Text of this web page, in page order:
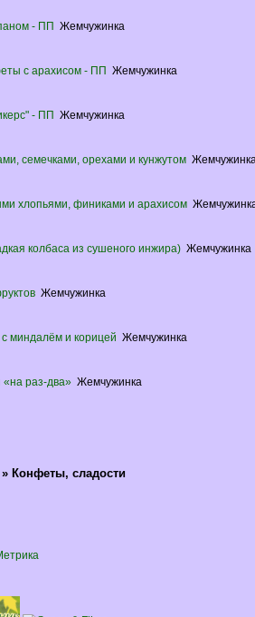
- ПП Жемчужинка
с арахисом - ПП Жемчужинка
- ПП Жемчужинка
семечками, орехами и кунжутом
хлопьями, финиками и арахисом
колбаса из сушеного инжира) Жемчужинка
Жемчужинка
миндалём и корицей Жемчужинка
раз-два» Жемчужинка
» Конфеты, сладости